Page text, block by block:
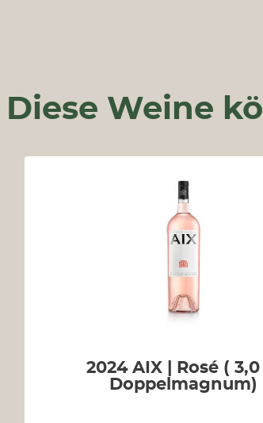
Diese Weine
2024 AIX | Rosé ( 3,0
Doppelmagnum)